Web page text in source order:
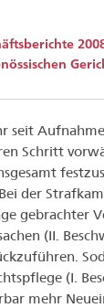
seit
Schritt
der
gebrachter
(II.
(I.
mehr